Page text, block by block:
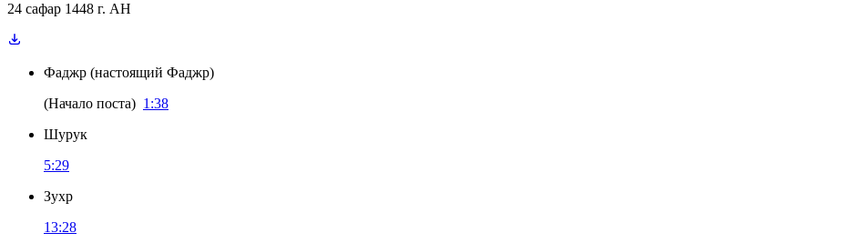
24 сафар 1448 г. AH
Фаджр (настоящий Фаджр)
(Начало поста) 1:38
Шурук
5:29
Зухр
13:28